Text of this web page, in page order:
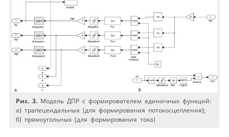
Рис. 3. Модель ДПР с формирователем единичных функций:
а) трапецеидальных (для формирования потокосцепления);
б) прямоугольных (для формирования тока)